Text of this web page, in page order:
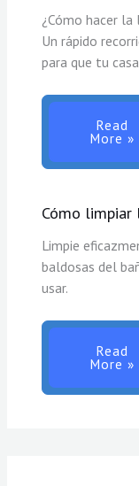
¿Cómo hacer la
Un rápido
para que tu
Read
More »
Cómo
Limpie
baldosas del
usar.
Read
More »